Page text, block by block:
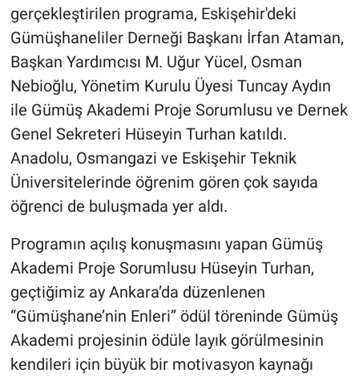
gerçekleştirilen programa, Eskişehir'deki
Gümüşhaneliler Derneği Başkanı İrfan Ataman,
Başkan Yardımcısı M. Uğur Yücel, Osman
Nebioğlu, Yönetim Kurulu Üyesi Tuncay Aydın
ile Gümüş Akademi Proje Sorumlusu ve Dernek
Genel Sekreteri Hüseyin Turhan katıldı.
Anadolu, Osmangazi ve Eskişehir Teknik
Üniversitelerinde öğrenim gören çok sayıda
öğrenci de buluşmada yer aldı.
Programın açılış konuşmasını yapan Gümüş
Akademi Proje Sorumlusu Hüseyin Turhan,
geçtiğimiz ay Ankara’da düzenlenen
“Gümüşhane’nin Enleri” ödül töreninde Gümüş
Akademi projesinin ödüle layık görülmesinin
kendileri için büyük bir motivasyon kaynağı